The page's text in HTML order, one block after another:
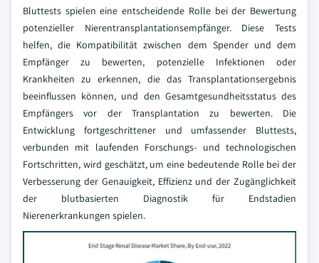
Bluttests spielen eine entscheidende Rolle bei der Bewertung
potenzieller Nierentransplantationsempfänger. Diese Tests
helfen, die Kompatibilität zwischen dem Spender und dem
Empfänger zu bewerten, potenzielle Infektionen oder
Krankheiten zu erkennen, die das Transplantationsergebnis
beeinflussen können, und den Gesamtgesundheitsstatus des
Empfängers vor der Transplantation zu bewerten. Die
Entwicklung fortgeschrittener und umfassender Bluttests,
verbunden mit laufenden Forschungs- und technologischen
Fortschritten, wird geschätzt, um eine bedeutende Rolle bei der
Verbesserung der Genauigkeit, Effizienz und der Zugänglichkeit
der blutbasierten Diagnostik für Endstadien
Nierenerkrankungen spielen.